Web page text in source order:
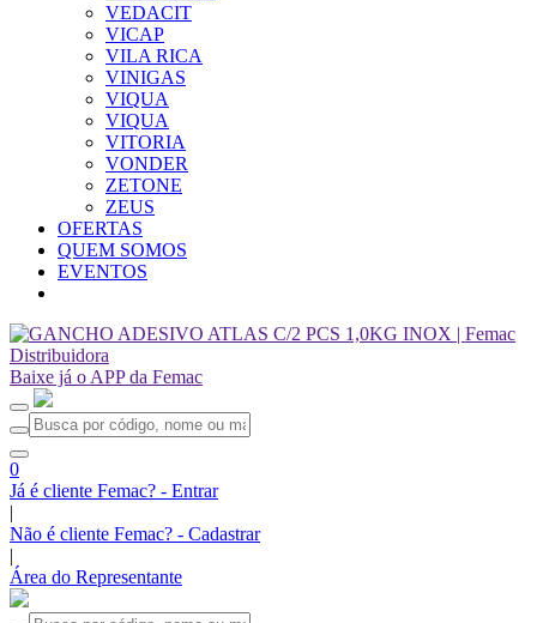
VEDACIT
VICAP
VILA RICA
VINIGAS
VIQUA
VIQUA
VITORIA
VONDER
ZETONE
ZEUS
OFERTAS
QUEM SOMOS
EVENTOS
Baixe já o APP da Femac
0
Já é cliente Femac? - Entrar
|
Não é cliente Femac? - Cadastrar
|
Área do Representante